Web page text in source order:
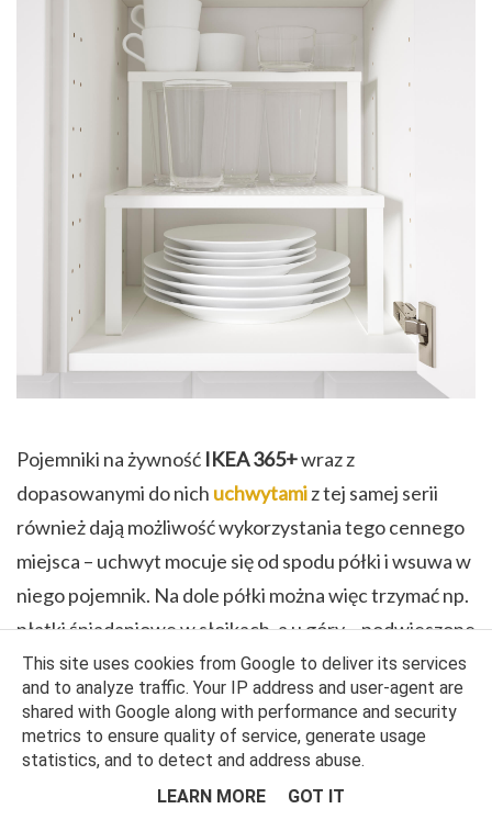
Pojemniki na żywność IKEA 365+wraz z
dopasowanymi do nich uchwytamiz tej samej serii
również dają możliwość wykorzystania tego cennego
miejsca – uchwyt mocuje się od spodu półki i wsuwa w
niego pojemnik. Na dole półki można więc trzymać np.
płatki śniadaniowe w słoikach, a u góry – podwieszone
– pełne bakalii pojemniki 365+, wsunięte we
wspomniane prowadnice.
This site uses cookies from Google to deliver its services
and to analyze traffic. Your IP address and user-agent are
shared with Google along with performance and security
metrics to ensure quality of service, generate usage
statistics, and to detect and address abuse.
LEARN MORE
GOT IT